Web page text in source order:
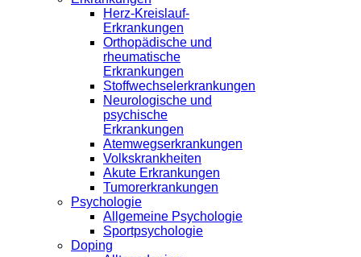
Herz-Kreislauf-
Erkrankungen
Orthopädische und
rheumatische
Erkrankungen
Stoffwechselerkrankungen
Neurologische und
psychische
Erkrankungen
Atemwegserkrankungen
Volkskrankheiten
Akute Erkrankungen
Tumorerkrankungen
Psychologie
Allgemeine Psychologie
Sportpsychologie
Doping